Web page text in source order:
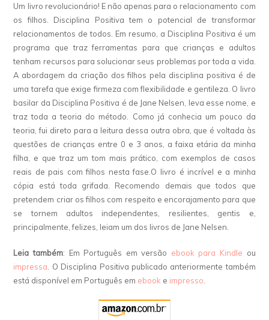
Um livro revolucionário! E não apenas para o relacionamento com
os filhos. Disciplina Positiva tem o potencial de transformar
relacionamentos de todos. Em resumo, a Disciplina Positiva é um
programa que traz ferramentas para que crianças e adultos
tenham recursos para solucionar seus problemas por toda a vida.
A abordagem da criação dos filhos pela disciplina positiva é de
uma tarefa que exige firmeza com flexibilidade e gentileza. O livro
basilar da Disciplina Positiva é de Jane Nelsen, leva esse nome, e
traz toda a teoria do método. Como já conhecia um pouco da
teoria, fui direto para a leitura dessa outra obra, que é voltada às
questões de crianças entre 0 e 3 anos, a faixa etária da minha
filha, e que traz um tom mais prático, com exemplos de casos
reais de pais com filhos nesta fase.O livro é incrível e a minha
cópia está toda grifada. Recomendo demais que todos que
pretendem criar os filhos com respeito e encorajamento para que
se tornem adultos independentes, resilientes, gentis e,
principalmente, felizes, leiam um dos livros de Jane Nelsen.
Leia também: Em Português em versão ebook para Kindle ou
impressa . O Disciplina Positiva publicado anteriormente também
está disponível em Português em ebook e impresso